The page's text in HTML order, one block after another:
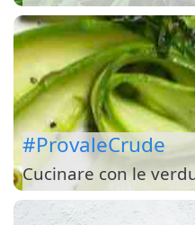
#ProvaleCrude
Cucinare con le